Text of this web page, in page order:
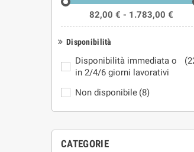
82,00 € - 1.783,00 €
Disponibilità
Disponibilità immediata o
in 2/4/6 giorni lavorativi
Non disponibile (8)
CATEGORIE